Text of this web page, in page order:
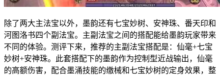
除了两大主法宝以外，墨韵还有七宝妙树、安神珠、番天印和
河图洛书四个副法宝。主副法宝之间的搭配能给墨韵玩家带来
不同的体验。测评下来，推荐的主副法宝搭配是：仙毫+七宝
妙树+安神珠。此套搭配下的墨韵作为控制型近战输出，仙毫
的高额伤害，配合墨涌技能的缴械和七宝妙树的定身效果，整